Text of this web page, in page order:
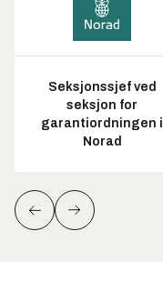
Seksjonssjef ved
seksjon for
garantiordningen i
Norad